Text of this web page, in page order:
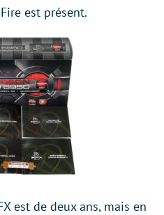
est présent.
est de deux ans, mais en